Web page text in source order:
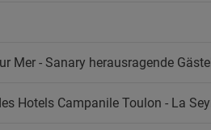
Mer - Sanary herausragende
Hotels Campanile Toulon - La